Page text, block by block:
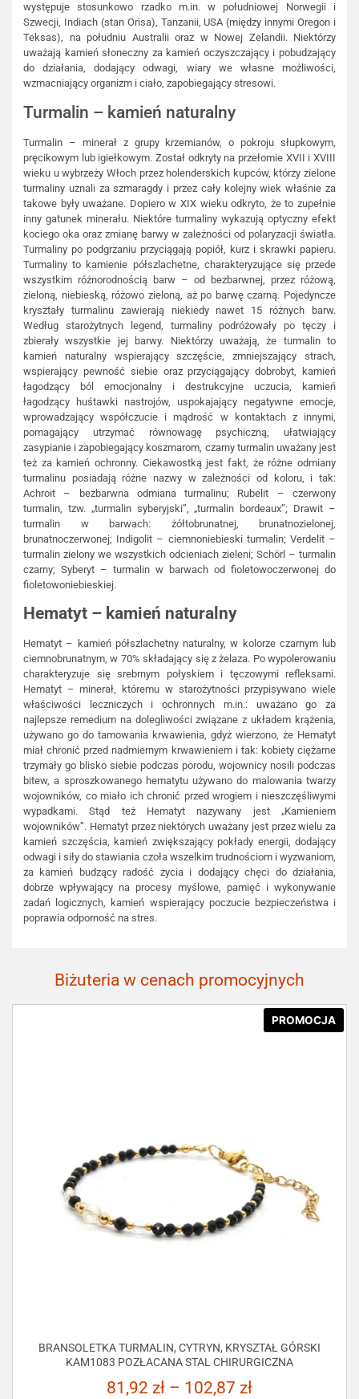
występuje stosunkowo rzadko m.in. w południowej Norwegii i
Szwecji, Indiach (stan Orisa), Tanzanii, USA (między innymi Oregon i
Teksas), na południu Australii oraz w Nowej Zelandii. Niektórzy
uważają kamień słoneczny za kamień oczyszczający i pobudzający
do działania, dodający odwagi, wiary we własne możliwości,
wzmacniający organizm i ciało, zapobiegający stresowi.
Turmalin – kamień naturalny
Turmalin – minerał z grupy krzemianów, o pokroju słupkowym,
pręcikowym lub igiełkowym. Został odkryty na przełomie XVII i XVIII
wieku u wybrzeży Włoch przez holenderskich kupców, którzy zielone
turmaliny uznali za szmaragdy i przez cały kolejny wiek właśnie za
takowe były uważane. Dopiero w XIX wieku odkryto, że to zupełnie
inny gatunek minerału. Niektóre turmaliny wykazują optyczny efekt
kociego oka oraz zmianę barwy w zależności od polaryzacji światła.
Turmaliny po podgrzaniu przyciągają popiół, kurz i skrawki papieru.
Turmaliny to kamienie półszlachetne, charakteryzujące się przede
wszystkim różnorodnością barw – od bezbarwnej, przez różową,
zieloną, niebieską, różowo zieloną, aż po barwę czarną. Pojedyncze
kryształy turmalinu zawierają niekiedy nawet 15 różnych barw.
Według starożytnych legend, turmaliny podróżowały po tęczy i
zbierały wszystkie jej barwy. Niektórzy uważają, że turmalin to
kamień naturalny wspierający szczęście, zmniejszający strach,
wspierający pewność siebie oraz przyciągający dobrobyt, kamień
łagodzący ból emocjonalny i destrukcyjne uczucia, kamień
łagodzący huśtawki nastrojów, uspokajający negatywne emocje,
wprowadzający współczucie i mądrość w kontaktach z innymi,
pomagający utrzymać równowagę psychiczną, ułatwiający
zasypianie i zapobiegający koszmarom, czarny turmalin uważany jest
też za kamień ochronny. Ciekawostką jest fakt, że różne odmiany
turmalinu posiadają różne nazwy w zależności od koloru, i tak:
Achroit – bezbarwna odmiana turmalinu; Rubelit – czerwony
turmalin, tzw. „turmalin syberyjski”, „turmalin bordeaux”; Drawit –
turmalin w barwach: żółtobrunatnej, brunatnozielonej,
brunatnoczerwonej; Indigolit – ciemnoniebieski turmalin; Verdelit –
turmalin zielony we wszystkich odcieniach zieleni; Schörl – turmalin
czarny; Syberyt – turmalin w barwach od fioletowoczerwonej do
fioletowoniebieskiej.
Hematyt – kamień naturalny
Hematyt – kamień półszlachetny naturalny, w kolorze czarnym lub
ciemnobrunatnym, w 70% składający się z żelaza. Po wypolerowaniu
charakteryzuje się srebrnym połyskiem i tęczowymi refleksami.
Hematyt – minerał, któremu w starożytności przypisywano wiele
właściwości leczniczych i ochronnych m.in.: uważano go za
najlepsze remedium na dolegliwości związane z układem krążenia,
używano go do tamowania krwawienia, gdyż wierzono, że Hematyt
miał chronić przed nadmiernym krwawieniem i tak: kobiety ciężarne
trzymały go blisko siebie podczas porodu, wojownicy nosili podczas
bitew, a sproszkowanego hematytu używano do malowania twarzy
wojowników, co miało ich chronić przed wrogiem i nieszczęśliwymi
wypadkami. Stąd też Hematyt nazywany jest „Kamieniem
wojowników”. Hematyt przez niektórych uważany jest przez wielu za
kamień szczęścia, kamień zwiększający pokłady energii, dodający
odwagi i siły do stawiania czoła wszelkim trudnościom i wyzwaniom,
za kamień budzący radość życia i dodający chęci do działania,
dobrze wpływający na procesy myślowe, pamięć i wykonywanie
zadań logicznych, kamień wspierający poczucie bezpieczeństwa i
poprawia odporność na stres.
Biżuteria w cenach promocyjnych
PROMOCJA
BRANSOLETKA TURMALIN, CYTRYN, KRYSZTAŁ GÓRSKI
KAM1083 POZŁACANA STAL CHIRURGICZNA
81,92 zł – 102,87 zł